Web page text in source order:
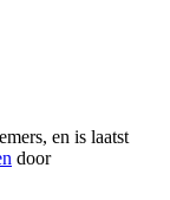
en is laatst
door